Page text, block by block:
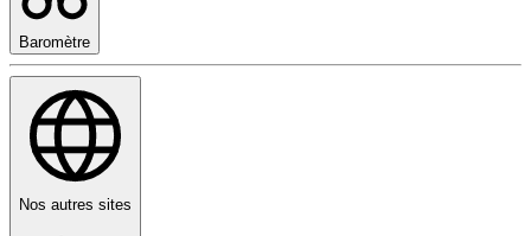
Baromètre
Nos autres sites